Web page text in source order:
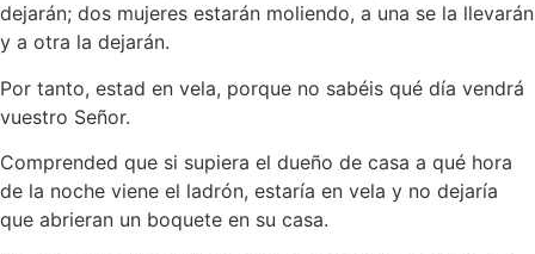
dejarán; dos mujeres estarán moliendo, a una se la llevarán
y a otra la dejarán.
Por tanto, estad en vela, porque no sabéis qué día vendrá
vuestro Señor.
Comprended que si supiera el dueño de casa a qué hora
de la noche viene el ladrón, estaría en vela y no dejaría
que abrieran un boquete en su casa.